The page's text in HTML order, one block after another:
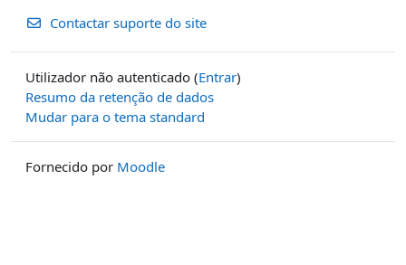
Contactar suporte do site
Utilizador não autenticado (Entrar)
Resumo da retenção de dados
Mudar para o tema standard
Fornecido por Moodle